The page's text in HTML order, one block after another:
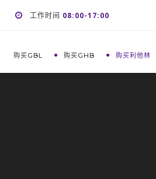
工作时间 08:00-17:00
购买GBL 购买GHB 购买利他林